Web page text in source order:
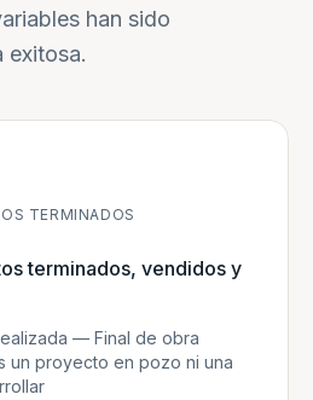
han sido
exitosa.
TERMINADOS
terminados, vendidos y
— Final de obra
proyecto en pozo ni una